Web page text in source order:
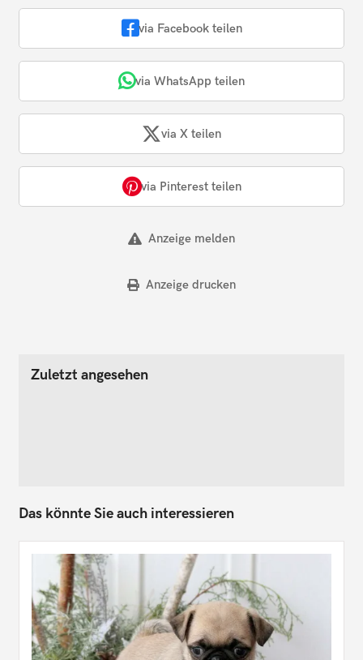
via Facebook teilen
via WhatsApp teilen
via X teilen
via Pinterest teilen
Anzeige melden
Anzeige drucken
Zuletzt angesehen
Das könnte Sie auch interessieren